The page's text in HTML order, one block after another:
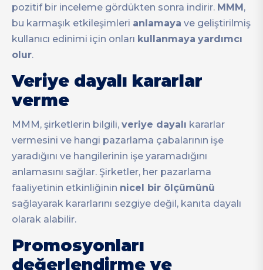
pozitif bir inceleme gördükten sonra indirir. MMM,
bu karmaşık etkileşimleri anlamaya ve geliştirilmiş
kullanıcı edinimi için onları kullanmaya yardımcı
olur.
Veriye dayalı kararlar
verme
MMM, şirketlerin bilgili, veriye dayalı kararlar
vermesini ve hangi pazarlama çabalarının işe
yaradığını ve hangilerinin işe yaramadığını
anlamasını sağlar. Şirketler, her pazarlama
faaliyetinin etkinliğinin nicel bir ölçümünü
sağlayarak kararlarını sezgiye değil, kanıta dayalı
olarak alabilir.
Promosyonları
değerlendirme ve